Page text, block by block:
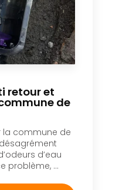
retour et
de
la commune de
désagrément
d’eau
problème, ...